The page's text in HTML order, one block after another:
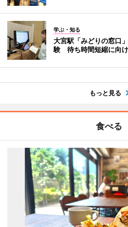
学ぶ・知る
大宮駅「みどりの窓口
験 待ち時間短縮に向け
もっと見る
食べる